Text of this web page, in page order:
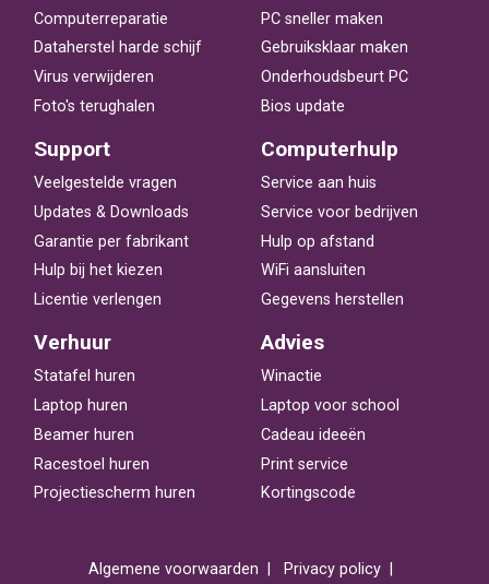
Computerreparatie
Dataherstel harde schijf
Virus verwijderen
Foto's terughalen
PC sneller maken
Gebruiksklaar maken
Onderhoudsbeurt PC
Bios update
Support
Veelgestelde vragen
Updates & Downloads
Garantie per fabrikant
Hulp bij het kiezen
Licentie verlengen
Computerhulp
Service aan huis
Service voor bedrijven
Hulp op afstand
WiFi aansluiten
Gegevens herstellen
Verhuur
Statafel huren
Laptop huren
Beamer huren
Racestoel huren
Projectiescherm huren
Advies
Winactie
Laptop voor school
Cadeau ideeën
Print service
Kortingscode
Algemene voorwaarden Privacy policy